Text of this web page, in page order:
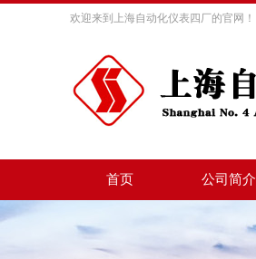
欢迎来到上海自动化仪表四厂的官网！
首页 公司简介